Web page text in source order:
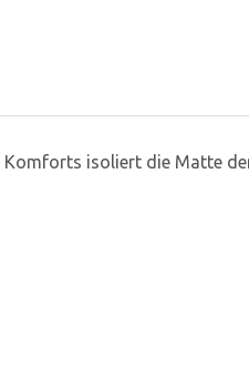
isoliert die Matte